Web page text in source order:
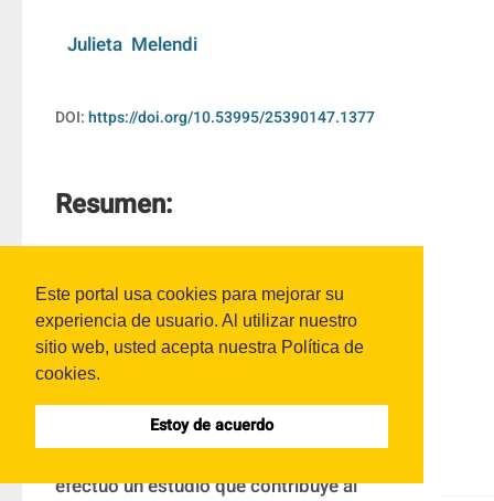
Este portal usa cookies para mejorar su
experiencia de usuario. Al utilizar nuestro
sitio web, usted acepta nuestra Política de
cookies.
Estoy de acuerdo
Julieta  Melendi
DOI:https://doi.org/10.53995/25390147.1377
Resumen:
parte de una investigación llevada a cabo
en el marco del Programa Federal de
Seguridad (PROFESE) del Ministerio de
financiado por el Banco Interamericano de
Desarrollo (BID). En dicha consultoría, se
efectuó un estudio que contribuye al